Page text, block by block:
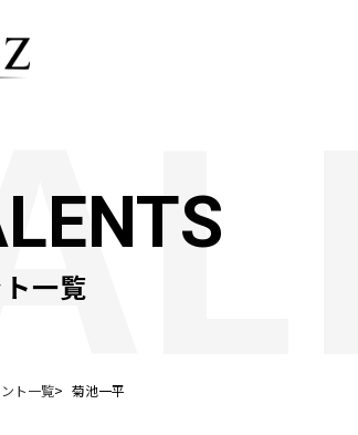
一覧
ト一覧 菊池一平